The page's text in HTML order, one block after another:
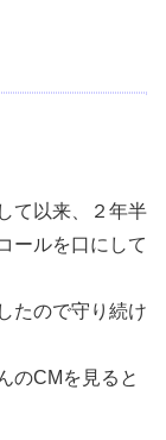
て以来、２年半
ールを口にして
たので守り続け
のCMを見ると